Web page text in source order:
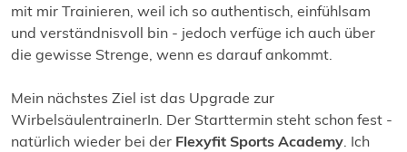
mit mir Trainieren, weil ich so authentisch, einfühlsam
und verständnisvoll bin - jedoch verfüge ich auch über
die gewisse Strenge, wenn es darauf ankommt.
Mein nächstes Ziel ist das Upgrade zur
WirbelsäulentrainerIn. Der Starttermin steht schon fest -
natürlich wieder bei der Flexyfit Sports Academy. Ich